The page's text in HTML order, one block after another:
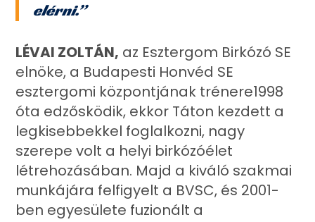
elérni.”
LÉVAI ZOLTÁN, az Esztergom Birkózó SE
elnöke, a Budapesti Honvéd SE
esztergomi központjának trénere1998
óta edzősködik, ekkor Táton kezdett a
legkisebbekkel foglalkozni, nagy
szerepe volt a helyi birkózóélet
létrehozásában. Majd a kiváló szakmai
munkájára felfigyelt a BVSC, és 2001-
ben egyesülete fuzionált a